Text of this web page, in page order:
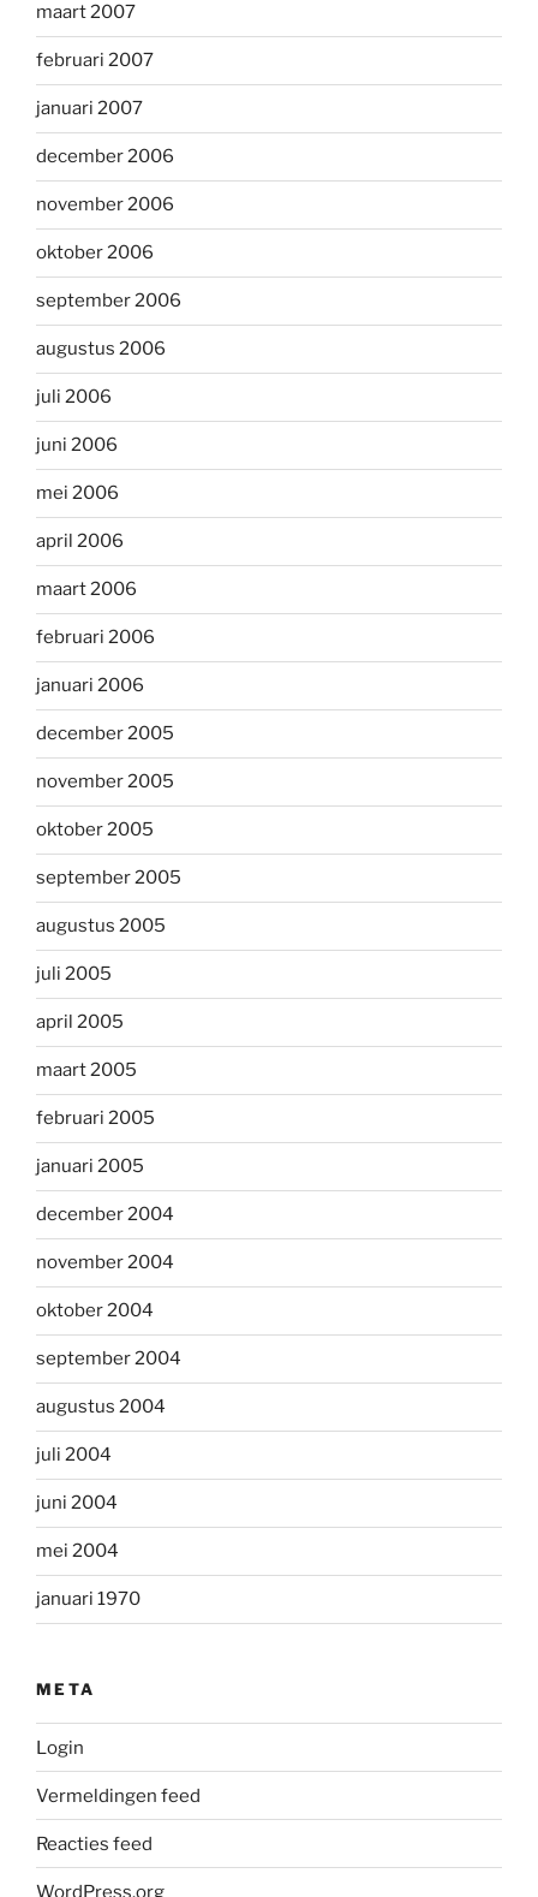
maart 2007
februari 2007
januari 2007
december 2006
november 2006
oktober 2006
september 2006
augustus 2006
juli 2006
juni 2006
mei 2006
april 2006
maart 2006
februari 2006
januari 2006
december 2005
november 2005
oktober 2005
september 2005
augustus 2005
juli 2005
april 2005
maart 2005
februari 2005
januari 2005
december 2004
november 2004
oktober 2004
september 2004
augustus 2004
juli 2004
juni 2004
mei 2004
januari 1970
META
Login
Vermeldingen feed
Reacties feed
WordPress.org